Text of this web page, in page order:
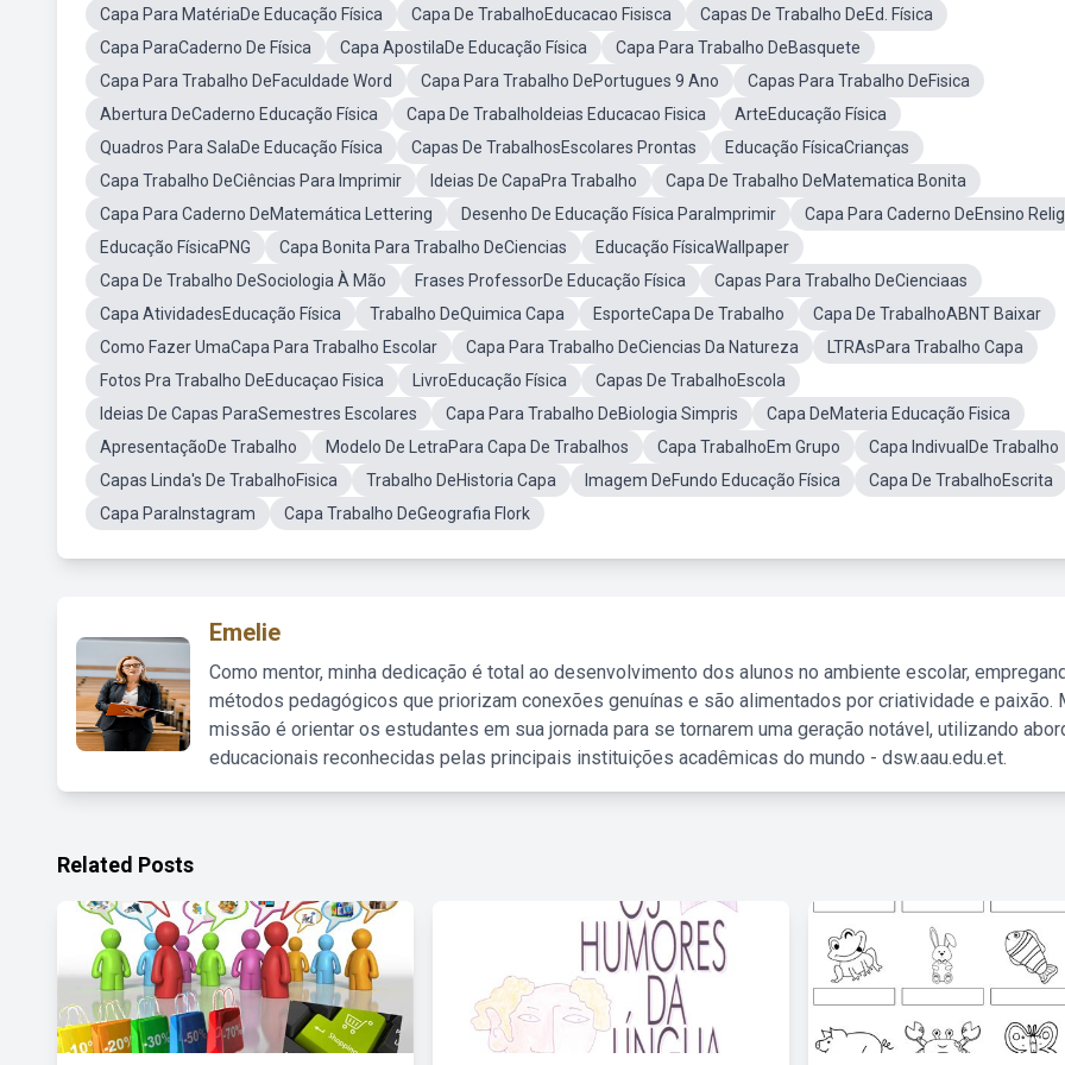
Capa Para MatériaDe Educação Física Capa De TrabalhoEducacao Fisisca
Capas De Trabalho DeEd. Física
Capa ParaCaderno De Física
Capa ApostilaDe Educação Física
Capa Para Trabalho DeBasquete
Capa Para Trabalho DeFaculdade Word
Capa Para Trabalho DePortugues 9 Ano
Capas Para Trabalho DeFisica
Abertura DeCaderno Educação Física
Capa De TrabalhoIdeias Educacao Fisica
ArteEducação Física
Quadros Para SalaDe Educação Física
Capas De TrabalhosEscolares Prontas
Educação FísicaCrianças
Capa Trabalho DeCiências Para Imprimir
Ideias De CapaPra Trabalho
Capa De Trabalho DeMatematica Bonita
Capa Para Caderno DeMatemática Lettering
Desenho De Educação Física ParaImprimir
Capa Para Caderno DeEnsino
Educação FísicaPNG
Capa Bonita Para Trabalho DeCiencias
Educação FísicaWallpaper
Capa De Trabalho DeSociologia À Mão
Frases ProfessorDe Educação Física
Capas Para Trabalho DeCienciaas
Capa AtividadesEducação Física
Trabalho DeQuimica Capa EsporteCapa De Trabalho
Capa De TrabalhoABNT Baixar
Como Fazer UmaCapa Para Trabalho Escolar
Capa Para Trabalho DeCiencias Da Natureza
LTRAsPara Trabalho Capa
Fotos Pra Trabalho DeEducaçao Fisica
LivroEducação Física
Capas De TrabalhoEscola
Ideias De Capas ParaSemestres Escolares
Capa Para Trabalho DeBiologia Simpris
Capa DeMateria Educação Fisica
ApresentaçãoDe Trabalho
Modelo De LetraPara Capa De Trabalhos Capa TrabalhoEm Grupo
Capa IndivualDe Trabalho
Capas Linda's De TrabalhoFisica
Trabalho DeHistoria Capa Imagem DeFundo Educação Física
Capa De TrabalhoEscrita
Capa ParaInstagram
Capa Trabalho DeGeografia Flork
Emelie
Como mentor, minha dedicação é total ao desenvolvimento dos alunos no ambiente escolar,
métodos pedagógicos que priorizam conexões genuínas e são alimentados por criatividade e paixão.
missão é orientar os estudantes em sua jornada para se tornarem uma geração notável, utilizando
educacionais reconhecidas pelas principais instituições acadêmicas do mundo - dsw.aau.edu.et.
Related Posts